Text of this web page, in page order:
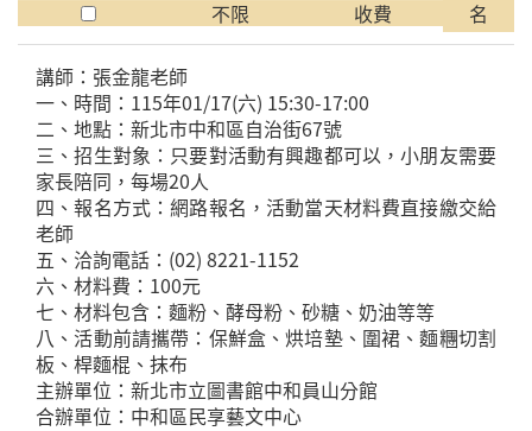
不限
收費
名
講師：張金龍老師
一、時間：115年01/17(六) 15:30-17:00
二、地點：新北市中和區自治街67號
三、招生對象：只要對活動有興趣都可以，小朋友需要
家長陪同，每場20人
四、報名方式：網路報名，活動當天材料費直接繳交給
老師
五、洽詢電話：(02) 8221-1152
六、材料費：100元
七、材料包含：麵粉、酵母粉、砂糖、奶油等等
八、活動前請攜帶：保鮮盒、烘培墊、圍裙、麵糰切割
板、桿麵棍、抹布
主辦單位：新北市立圖書館中和員山分館
合辦單位：中和區民享藝文中心